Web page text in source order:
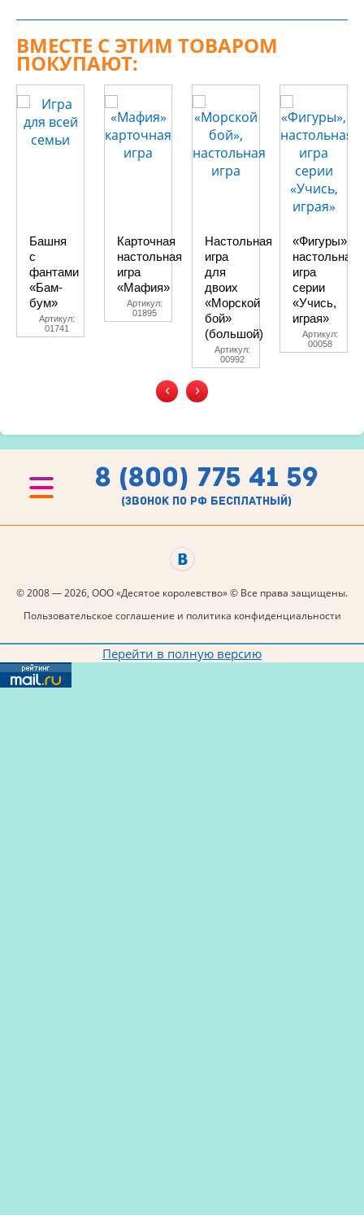
ВМЕСТЕ С ЭТИМ ТОВАРОМ
ПОКУПАЮТ:
Башня
с
фантами
«Бам-
бум»
Артикул:
01741
Карточная
настольная
игра
«Мафия»
Артикул:
01895
Настольная
игра
для
двоих
«Морской
бой»
(большой)
Артикул:
00992
«Фигуры»,
настольная
игра
серии
«Учись,
играя»
Артикул:
00058
‹ ›
8 (800) 775 41 59
(звонок по рф бесплатный)
© 2008 — 2026, ООО «Десятое королевство» © Все права защищены.
Пользовательское соглашение и политика конфиденциальности
Перейти в полную версию